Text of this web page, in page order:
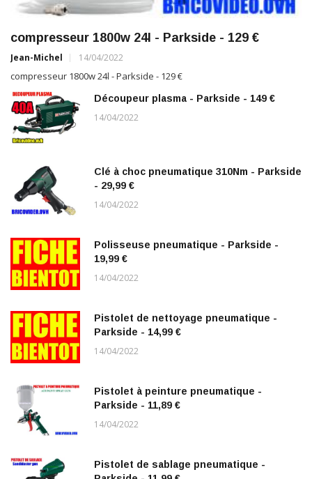
compresseur 1800w 24l - Parkside - 129 €
Jean-Michel 14/04/2022
compresseur 1800w 24l - Parkside - 129 €
Découpeur plasma - Parkside - 149 €
14/04/2022
Clé à choc pneumatique 310Nm - Parkside
- 29,99 €
14/04/2022
Polisseuse pneumatique - Parkside -
19,99 €
14/04/2022
Pistolet de nettoyage pneumatique -
Parkside - 14,99 €
14/04/2022
Pistolet à peinture pneumatique -
Parkside - 11,89 €
14/04/2022
Pistolet de sablage pneumatique -